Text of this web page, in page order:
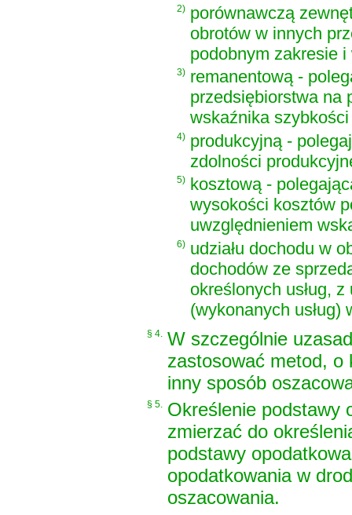
2) porównawczą
obrotów w innych
podobnym zakresie
3) remanentową -
przedsiębiorstwa na
wskaźnika
4) produkcyjną -
zdolności
5)
kosztową -
wysokości kosztów
uwzględnieniem
6) udziału dochodu w
dochodów ze
określonych usług,
(wykonanych usług)
§ 4.
W szczególnie
zastosować metod, o
inny sposób
§ 5.
Określenie podstawy
zmierzać do
podstawy
opodatkowania w
oszacowania.